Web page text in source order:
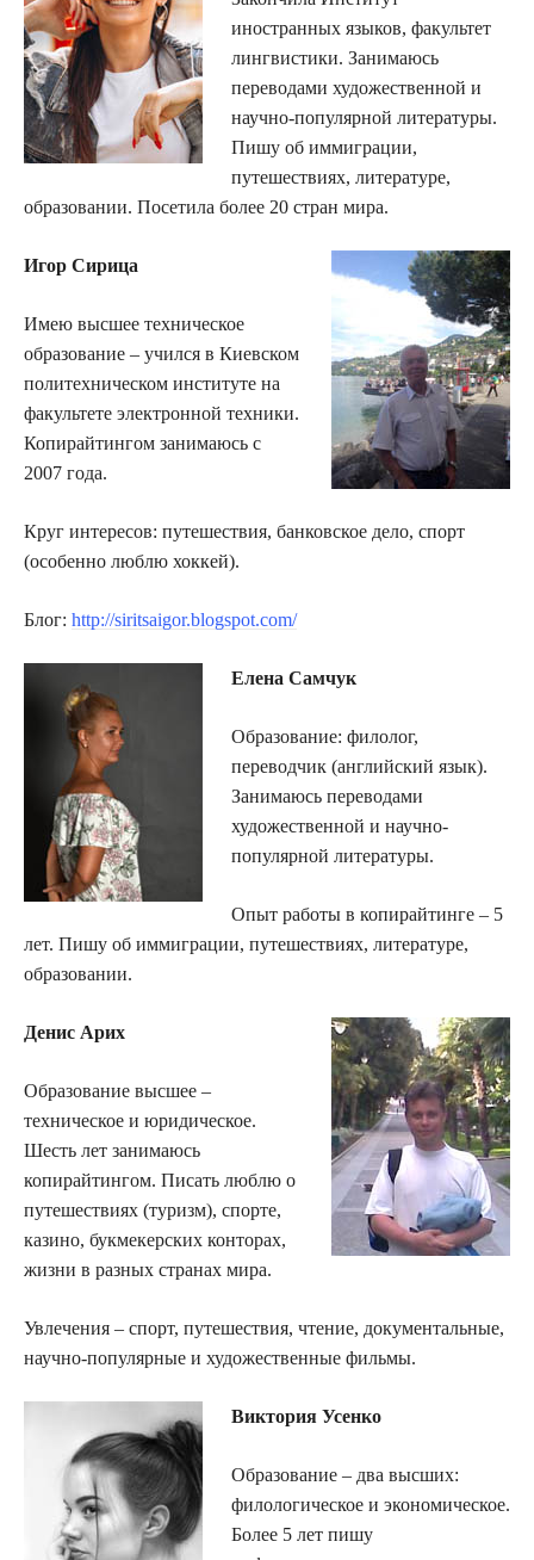
иностранных языков, факультет
лингвистики. Занимаюсь
переводами художественной и
научно-популярной литературы.
Пишу об иммиграции,
путешествиях, литературе,
образовании. Посетила более 20 стран мира.
Игор Сирица
Имею высшее техническое
образование – учился в Киевском
политехническом институте на
факультете электронной техники.
Копирайтингом занимаюсь с
2007 года.
Круг интересов: путешествия, банковское дело, спорт
(особенно люблю хоккей).
Блог: http://siritsaigor.blogspot.com/
Елена Самчук
Образование: филолог,
переводчик (английский язык).
Занимаюсь переводами
художественной и научно-
популярной литературы.
Опыт работы в копирайтинге – 5
лет. Пишу об иммиграции, путешествиях, литературе,
образовании.
Денис Арих
Образование высшее –
техническое и юридическое.
Шесть лет занимаюсь
копирайтингом. Писать люблю о
путешествиях (туризм), спорте,
казино, букмекерских конторах,
жизни в разных странах мира.
Увлечения – спорт, путешествия, чтение, документальные,
научно-популярные и художественные фильмы.
Виктория Усенко
Образование – два высших:
филологическое и экономическое.
Более 5 лет пишу